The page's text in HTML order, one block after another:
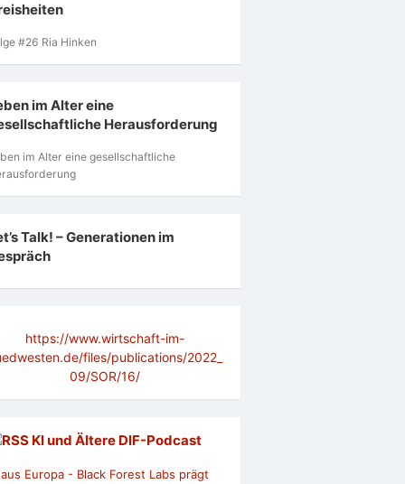
#26 Ria Hinken
im Alter eine
Herausforderung
im Alter eine gesellschaftliche
Talk! – Generationen im
https://www.wirtschaft-im-
files/publications/2022_
09/SOR/16/
KI und Ältere DlF-Podcast
aus Europa - Black Forest Labs prägt